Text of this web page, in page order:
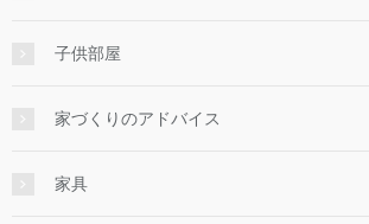
子供部屋
家づくりのアドバイス
家具